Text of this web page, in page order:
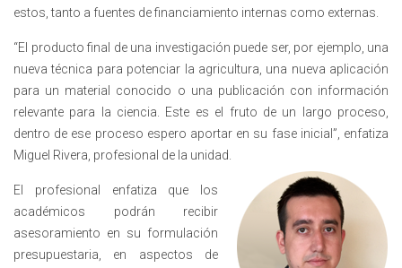
estos, tanto a fuentes de financiamiento internas como externas.
“El producto final de una investigación puede ser, por ejemplo, una
nueva técnica para potenciar la agricultura, una nueva aplicación
para un material conocido o una publicación con información
relevante para la ciencia. Este es el fruto de un largo proceso,
dentro de ese proceso espero aportar en su fase inicial”, enfatiza
Miguel Rivera, profesional de la unidad.
El profesional enfatiza que los
académicos podrán recibir
asesoramiento en su formulación
presupuestaria, en aspectos de